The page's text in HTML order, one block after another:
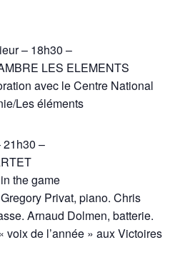
– 18h30 –
LES ELEMENTS
avec le Centre National
Les éléments
21h30 –
the game
Privat, piano. Chris
Arnaud Dolmen, batterie.
voix de l’année » aux Victoires